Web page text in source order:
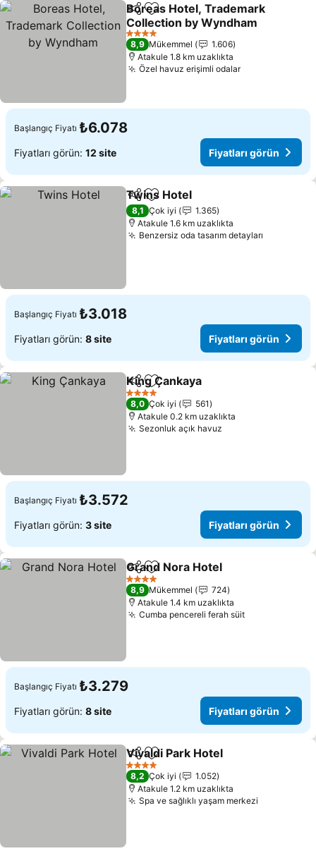
PaylaşFavorilerime ekle
Boreas Hotel, Trademark
Collection by Wyndham
Fiyatları görün
4 Yıldız
8,9 Mükemmel
1.606
Atakule 1.8 km uzaklıkta
Özel havuz erişimli odalarFiyatları
Başlangıç Fiyatı ₺6.078
Fiyatları görün: 12 site Fiyatları görün
PaylaşFavorilerime ekle
Twins Hotel
8,1 Çok iyi
1.365
Atakule 1.6 km uzaklıkta
Benzersiz oda tasarım detayları
Başlangıç Fiyatı ₺3.018
Fiyatları görün: 8 site Fiyatları görün
PaylaşFavorilerime ekle
King Çankaya
4 Yıldız
8,0 Çok iyi
561
Atakule 0.2 km uzaklıkta
Sezonluk açık havuz
Başlangıç Fiyatı ₺3.572
Fiyatları görün: 3 site Fiyatları görün
PaylaşFavorilerime ekle
Grand Nora Hotel
4 Yıldız
8,9 Mükemmel
724
Atakule 1.4 km uzaklıkta
Cumba pencereli ferah süitFiyatları
Başlangıç Fiyatı ₺3.279
Fiyatları görün: 8 site Fiyatları görün
PaylaşFavorilerime ekle
Vivaldi Park Hotel
4 Yıldız
8,2 Çok iyi
1.052
Atakule 1.2 km uzaklıkta
Spa ve sağlıklı yaşam merkezi